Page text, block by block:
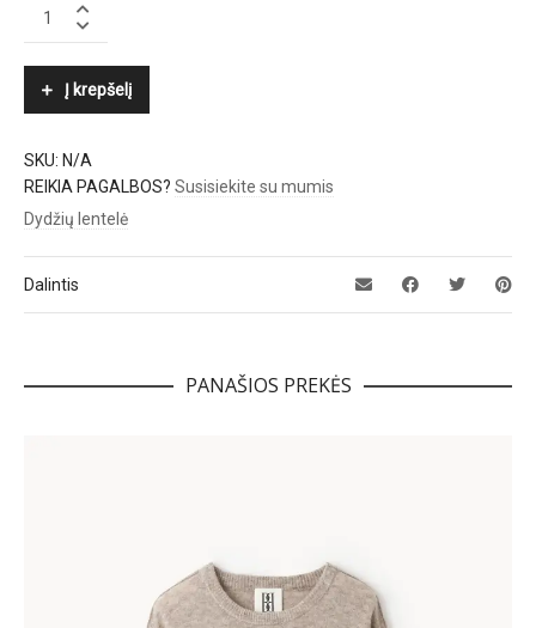
MALENE
Į krepšelį
SKU: N/A
REIKIA PAGALBOS? Susisiekite su mumis
Dydžių lentelė
Dalintis
PANAŠIOS PREKĖS